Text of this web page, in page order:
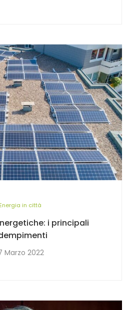
Energia in città
i principali
Marzo 2022